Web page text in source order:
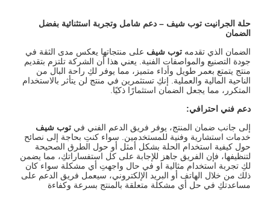
حلة الجرانيت توب شيف–دعم شامل وتجربة استثنائية بفضل
الضمان
الضمان الذي تقدمهتوب شيف على منتجاتها يعكس مدى الثقة في
جودة التصنيع والمواصفات الفنية. يعني هذا أن الشركة تلتزم بتقديم
منتج يتمتع بعمر طويل وأداء متميز، مما يوفر لكِ راحة البال من
الناحية المالية والعملية. إنكِ تستثمرين في منتج لن يتأثر بالاستخدام
المتكرر، مما يجعل الضمان استثمارًا ذكيًا.
دعم فني احترافي:
إلى جانب ضمان المنتج، يوفر فريق الدعم الفني فيتوب شيف
خدمات استشارية وفنية للمستخدمين. سواء كنتِ بحاجة إلى نصائح
حول كيفية استخدام الحلة بشكل أمثل أو حول الطرق الصحيحة
لتنظيفها، فإن الفريق جاهز للإجابة على كل استفساراتكِ، مما يضمن
لكِ تجربة استخدام مثالية او في حال واجهتِ أي مشكلة سواء كان
ذلك من خلال الهاتف أو البريد الإلكتروني، سيعمل فريق الدعم على
مساعدتكِ في حل أي مشكلة متعلقة بالمنتج بسرعة وكفاءة